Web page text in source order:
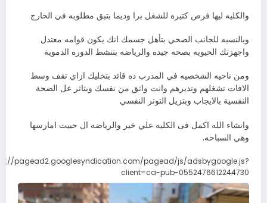
والكليه ليها فرص كتيره للشغل برا وديما بتبق مطلوبه في الخارج
وبالنسبه للجانب الصحي بتأهل جسمك انك يكون قوامه معتدل
واجهزتك الحيويه بصحه جيده والرياضه بتنشط الدوره الدموية
ومن ناحيه الشخصيه في المدرب ده قائد بتخليك ازاي تقف وسط
الافات تشغلهم وتديرهم وانت واثق من نفسك وبتاثر عل الصحة
النفسية بالايجاب وبتزيل التوتر النفسي
وانشاء الله اكمل فى الكليه علي خير والرياضه ال حبيت امارسها
وهي السباحه.
pagead2.googlesyndication.com/pagead/js/adsbygoogle.js?
client=ca-pub-0552476612244730